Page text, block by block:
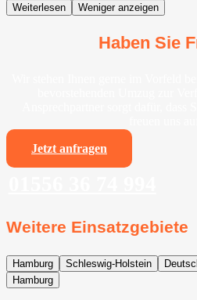
Weiterlesen Weniger anzeigen
Haben Sie
Jetzt anfragen
Weitere Einsatzgebiete
Hamburg Schleswig-Holstein
Hamburg